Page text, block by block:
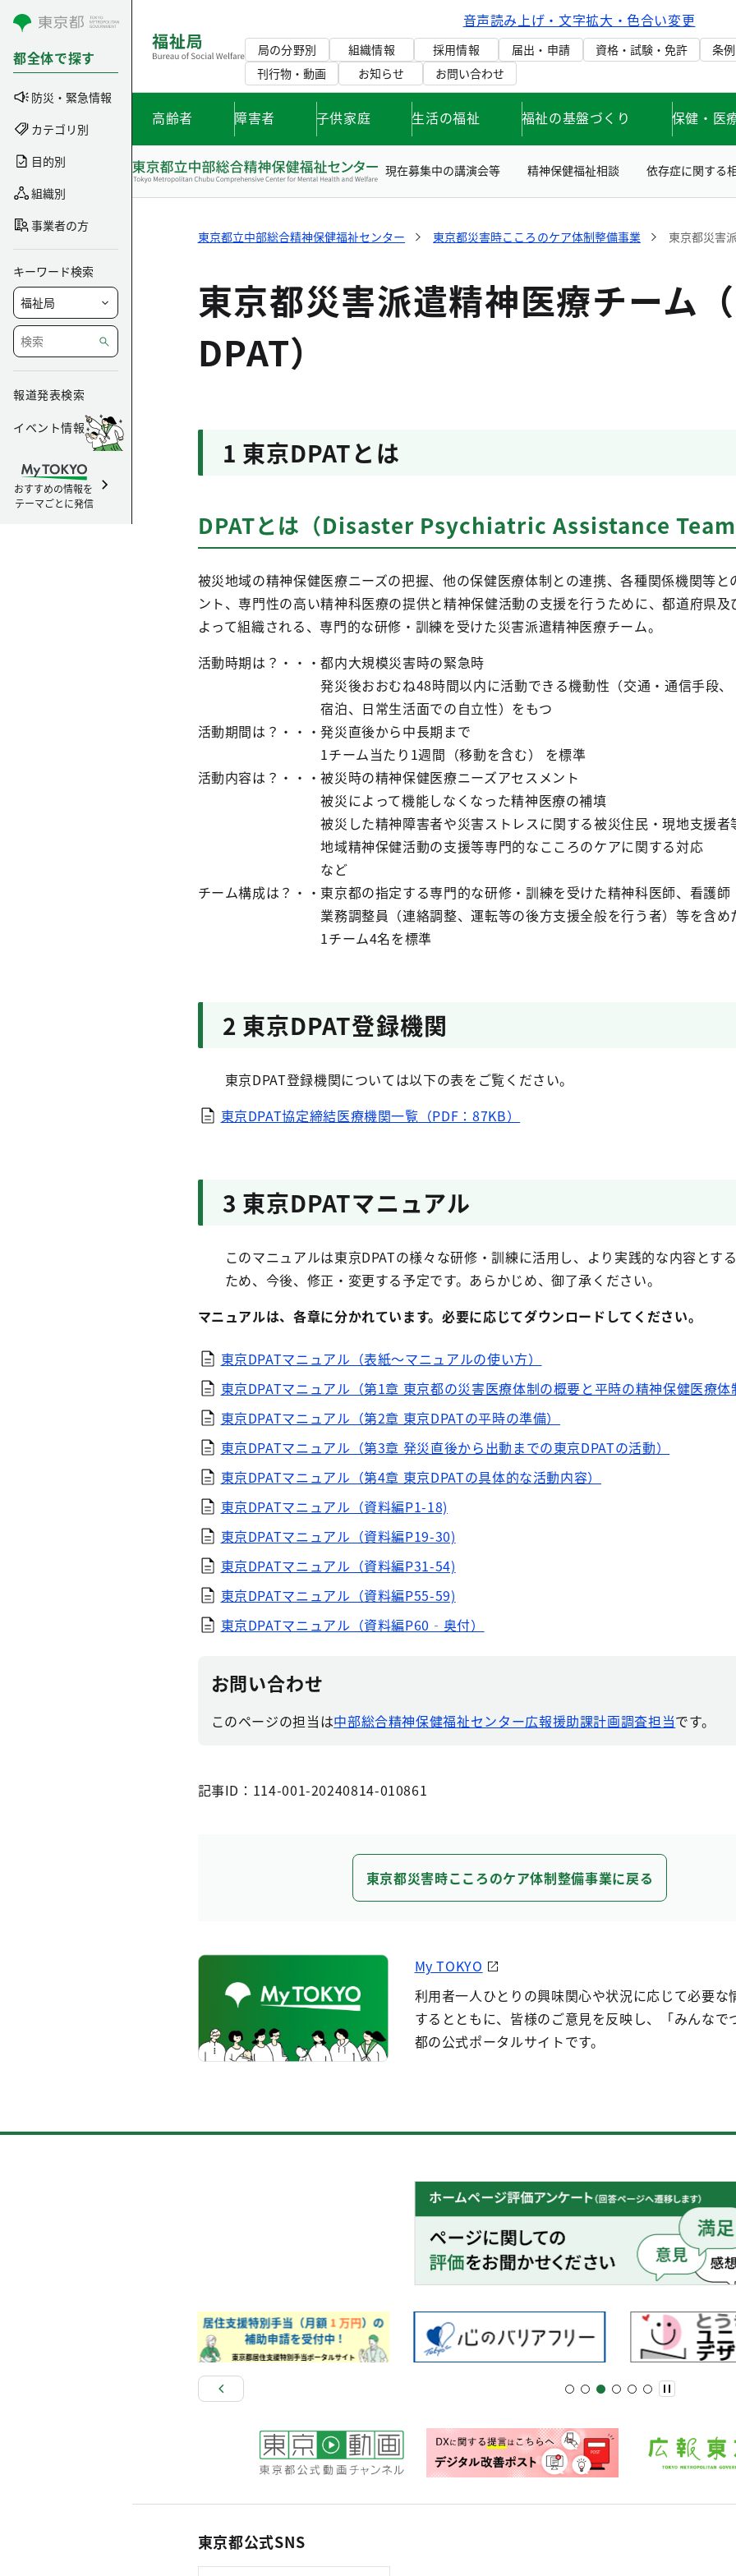
コンテンツにスキップ
都全体で探す
防災・緊急情報
カテゴリ別
目的別
組織別
事業者の方
キーワード検索
報道発表検索
イベント情報
おすすめの情報を
テーマごとに発信
音声読み上げ・文字拡大・色合い変更
局の分野別 組織情報 採用情報 届出・申請 資格・試験・免許
条
刊行物・動画
お知らせ お問い合わせ
高齢者 障害者 子供家庭 生活の福祉 福祉の基盤づくり 保健・医
現在募集中の講演会等 精神保健福祉相談 依存症に関する
東京都立中部総合精神保健福祉センター 東京都災害時こころのケア体制整備事業 東京都災害
東京都災害派遣精神医療チーム
DPAT）
1 東京DPATとは
DPATとは（Disaster Psychiatric Assistance
被災地域の精神保健医療ニーズの把握、他の保健医療体制との連携、各種関係機関等と
ント、専門性の高い精神科医療の提供と精神保健活動の支援を行うために、都道府県
よって組織される、専門的な研修・訓練を受けた災害派遣精神医療チーム。
活動時期は？・・・都内大規模災害時の緊急時
発災後おおむね48時間以内に活動できる機動性（交通・通信手段、
宿泊、日常生活面での自立性）をもつ
活動期間は？・・・発災直後から中長期まで
1チーム当たり1週間（移動を含む） を標準
活動内容は？・・・被災時の精神保健医療ニーズアセスメント
被災によって機能しなくなった精神医療の補填
被災した精神障害者や災害ストレスに関する被災住民・現地支援者
地域精神保健活動の支援等専門的なこころのケアに関する対応
など
チーム構成は？・・東京都の指定する専門的な研修・訓練を受けた精神科医師、看護師
業務調整員（連絡調整、運転等の後方支援全般を行う者）等を含め
1チーム4名を標準
2 東京DPAT登録機関
東京DPAT登録機関については以下の表をご覧ください。
東京DPAT協定締結医療機関一覧（PDF：87KB）
3 東京DPATマニュアル
このマニュアルは東京DPATの様々な研修・訓練に活用し、より実践的な内容とす
ため、今後、修正・変更する予定です。あらかじめ、御了承ください。
マニュアルは、各章に分かれています。必要に応じてダウンロードしてください。
東京DPATマニュアル（表紙～マニュアルの使い方）
東京DPATマニュアル（第1章 東京都の災害医療体制の概要と平時の精神保健医療体
東京DPATマニュアル（第2章 東京DPATの平時の準備）
東京DPATマニュアル（第3章 発災直後から出動までの東京DPATの活動）
東京DPATマニュアル（第4章 東京DPATの具体的な活動内容）
東京DPATマニュアル（資料編P1-18)
東京DPATマニュアル（資料編P19-30)
東京DPATマニュアル（資料編P31-54)
東京DPATマニュアル（資料編P55-59)
東京DPATマニュアル（資料編P60‐奥付）
お問い合わせ
このページの担当は中部総合精神保健福祉センター広報援助課計画調査担当です。
記事ID：114-001-20240814-010861
東京都災害時こころのケア体制整備事業に戻る
My TOKYO
利用者一人ひとりの興味関心や状況に応じて必要な
するとともに、皆様のご意見を反映し、「みんなで
都の公式ポータルサイトです。
東京都公式SNS